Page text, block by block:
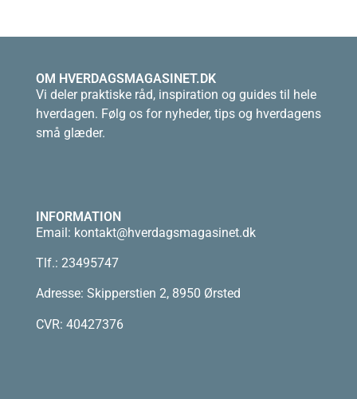
OM HVERDAGSMAGASINET.DK
Vi deler praktiske råd, inspiration og guides til hele
hverdagen. Følg os for nyheder, tips og hverdagens
små glæder.
INFORMATION
Email: kontakt@hverdagsmagasinet.dk
Tlf.: 23495747
Adresse: Skipperstien 2, 8950 Ørsted
CVR: 40427376